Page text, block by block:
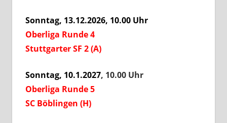
Sonntag, 13.12.2026, 10.00 Uhr
Oberliga Runde 4
Stuttgarter SF 2 (A)
Sonntag, 10.1.2027, 10.00 Uhr
Oberliga Runde 5
SC Böblingen (H)